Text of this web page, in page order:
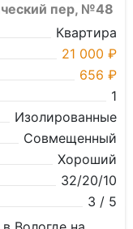
пер, №48
Квартира
21 000 ₽
656 ₽
1
Изолированные
Совмещенный
Хороший
32/20/10
3 / 5